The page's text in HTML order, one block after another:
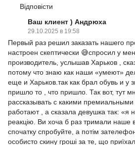
Відповісти
Ваш клиент ) Андрюха
29.10.2025 в 19:58
Первый раз решил заказать нашего
настроен скептически 😅спросил у
производитель, услышав Харьков ,
потому что знаю как наши «умеют»
еще и Харьков.так как брал обувь и у
пришло то , что пришло. Так вот, тут
рассказывать с какими
работают , а сказала девушка так: «я
реакцію. Ви хоча б раз тримали наше
спочатку спробуйте, а потім
особисто скину гроші за те, що